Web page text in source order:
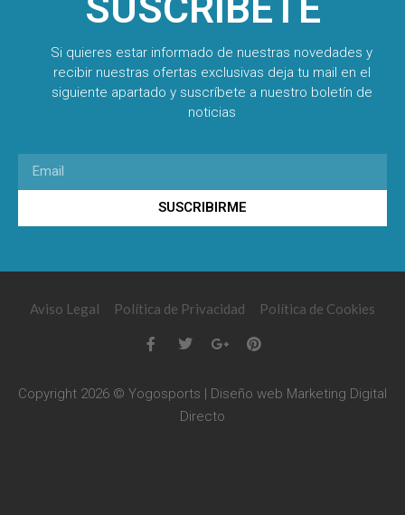
Si quieres estar informado de nuestras novedades y
recibir nuestras ofertas exclusivas deja tu mail en el
siguiente apartado y suscríbete a nuestro boletín de
noticias
SUSCRIBIRME
Aviso Legal Política de Privacidad Política de Cookies
Copyright 2026 © Yogosports | Diseño web Marketing Digital
Directo